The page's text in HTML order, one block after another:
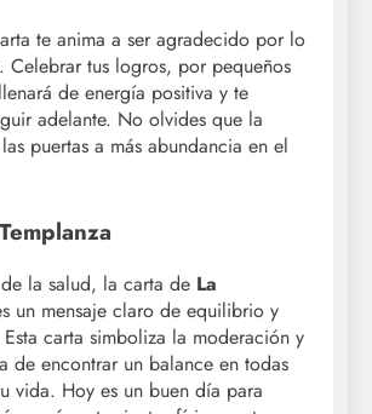
te anima a ser agradecido por lo
Celebrar tus logros, por pequeños
de energía positiva y te
adelante. No olvides que la
puertas a más abundancia en el
la salud, la carta de La
un mensaje claro de equilibrio y
carta simboliza la moderación y
de encontrar un balance en todas
vida. Hoy es un buen día para